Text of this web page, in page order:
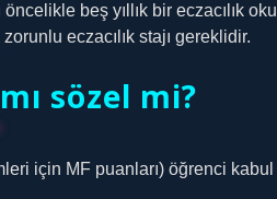
beş yıllık bir eczacılık
eczacılık stajı gereklidir.
sözel mi?
için MF puanları) öğrenci